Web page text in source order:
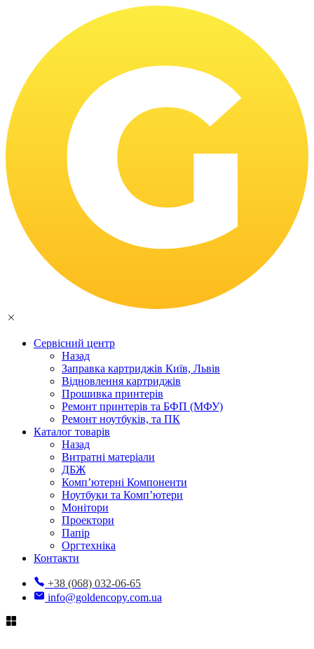
Сервісний центр
Назад
Заправка картриджів Київ, Львів
Відновлення картриджів
Прошивка принтерів
Ремонт принтерів та БФП (МФУ)
Ремонт ноутбуків, та ПК
Каталог товарів
Назад
Витратні матеріали
ДБЖ
Комп’ютерні Компоненти
Ноутбуки та Комп’ютери
Монітори
Проектори
Папір
Оргтехніка
Контакти
+38 (068) 032-06-65
info@goldencopy.com.ua